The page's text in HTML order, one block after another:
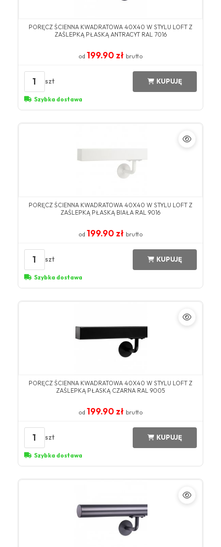
PORĘCZ ŚCIENNA KWADRATOWA 40X40 W STYLU LOFT Z
ZAŚLEPKĄ PŁASKĄ ANTRACYT RAL 7016
od 199.90 zł brutto
1 szt KUPUJĘ
Szybka dostawa
PORĘCZ ŚCIENNA KWADRATOWA 40X40 W STYLU LOFT Z
ZAŚLEPKĄ PŁASKĄ BIAŁA RAL 9016
od 199.90 zł brutto
1 szt KUPUJĘ
Szybka dostawa
PORĘCZ ŚCIENNA KWADRATOWA 40X40 W STYLU LOFT Z
ZAŚLEPKĄ PŁASKĄ CZARNA RAL 9005
od 199.90 zł brutto
1 szt KUPUJĘ
Szybka dostawa